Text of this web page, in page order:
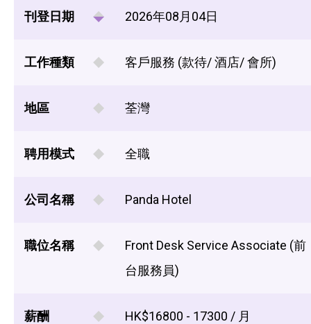
刊登日期 2026年08月04日
工作種類 客戶服務 (款待/ 酒店/ 會所)
地區 荃灣
聘用模式 全職
公司名稱 Panda Hotel
職位名稱
Front Desk Service Associate (前
台服務員)
薪酬 HK$16800 - 17300 / 月